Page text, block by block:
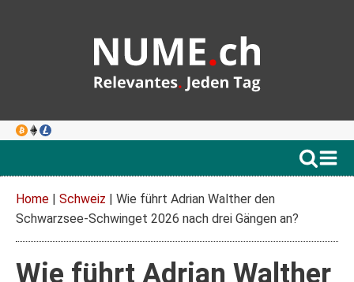
Home | Schweiz | Wie führt Adrian Walther den
Schwarzsee-Schwinget 2026 nach drei Gängen an?
Wie führt Adrian Walther